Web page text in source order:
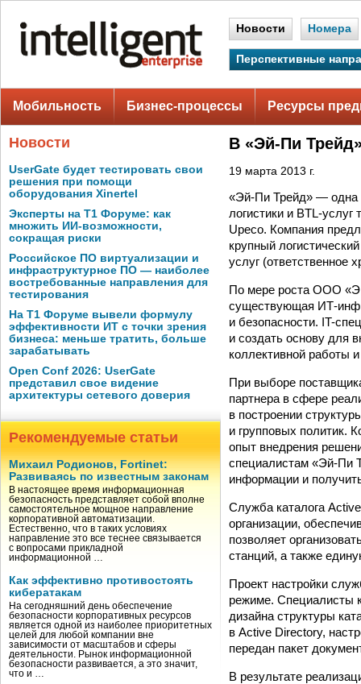
Новости Номера
Перспективные
Мобильность Бизнес-процессы Ресурсы
Новости
UserGate будет тестировать свои
решения при помощи
оборудования Xinertel
Эксперты на Т1 Форуме: как
множить ИИ-возможности,
сокращая риски
Российское ПО виртуализации и
инфраструктурное ПО — наиболее
востребованные направления для
тестирования
На Т1 Форуме вывели формулу
эффективности ИТ с точки зрения
бизнеса: меньше тратить, больше
зарабатывать
Open Conf 2026: UserGate
представил свое видение
архитектуры сетевого доверия
Рекомендуемые статьи
Михаил Родионов, Fortinet:
Развиваясь по известным законам
В настоящее время информационная
безопасность представляет собой вполне
самостоятельное мощное направление
корпоративной автоматизации.
Естественно, что в таких условиях
направление это все теснее связывается
с вопросами прикладной
информационной …
Как эффективно противостоять
кибератакам
На сегодняшний день обеспечение
безопасности корпоративных ресурсов
является одной из наиболее приоритетных
целей для любой компании вне
зависимости от масштабов и сферы
деятельности. Рынок информационной
безопасности развивается, а это значит,
что и …
В «Эй-Пи
19 марта 2013 г.
«Эй-Пи Трейд» — одна
логистики и BTL-
Upeco. Компания
крупный
услуг (ответственное
По мере роста ООО
существующая ИТ-
и безопасности. IT-
и создать основу для
коллективной работы
При выборе
партнера в сфере
в построении
и групповых политик.
опыт внедрения
специалистам «Эй-Пи
информации и
Служба каталога
организации,
позволяет
станций, а также
Проект настройки
режиме. Специалисты
дизайна структуры
в Active Directory,
передан пакет
В результате